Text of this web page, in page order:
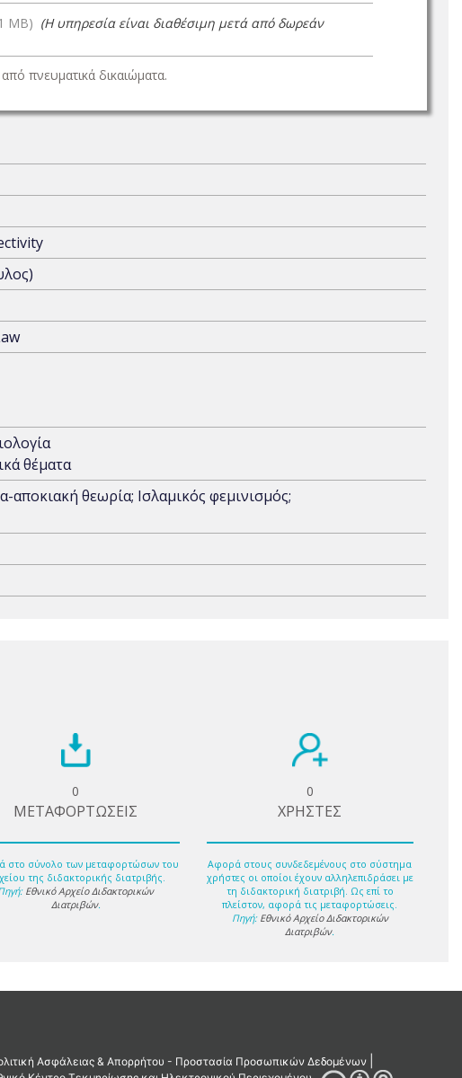
MB) (Η υπηρεσία είναι διαθέσιμη μετά από δωρεάν
πνευματικά δικαιώματα.
θέματα
θεωρία; Ισλαμικός φεμινισμός;
0
ΜΕΤΑΦΟΡΤΩΣΕΙΣ
στο σύνολο των μεταφορτώσων του
της διδακτορικής διατριβής.
Εθνικό Αρχείο Διδακτορικών
Διατριβών.
0
ΧΡΗΣΤΕΣ
Αφορά στους συνδεδεμένους στο σύστημα
χρήστες οι οποίοι έχουν αλληλεπιδράσει με
τη διδακτορική διατριβή. Ως επί το
πλείστον, αφορά τις μεταφορτώσεις.
Πηγή: Εθνικό Αρχείο Διδακτορικών
Διατριβών.